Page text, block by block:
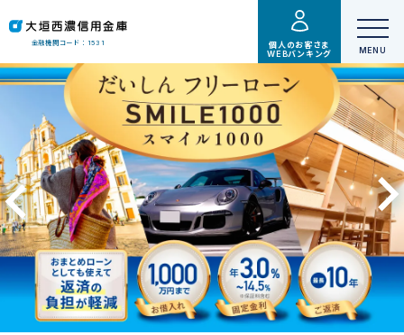
金融機関コード：1531
個人のお客さま
WEBバンキング
いっしょに
あしたへ
信用金庫を騙る詐欺電話に関する注意喚起について